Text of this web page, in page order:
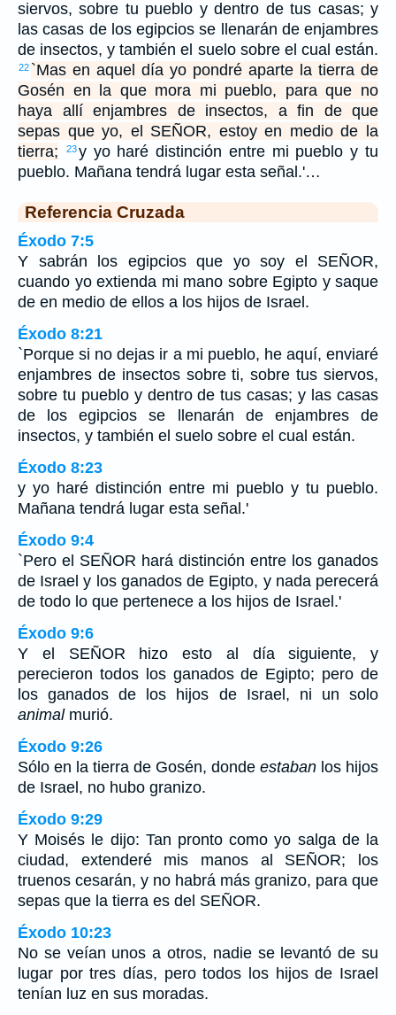
siervos, sobre tu pueblo y dentro de tus casas; y
las casas de los egipcios se llenarán de enjambres
de insectos, y también el suelo sobre el cual están.
22 `Mas en aquel día yo pondré aparte la tierra de
Gosén en la que mora mi pueblo, para que no
haya allí enjambres de insectos, a fin de que
sepas que yo, el SEÑOR, estoy en medio de la
tierra;
23y yo haré distinción entre mi pueblo y tu
pueblo. Mañana tendrá lugar esta señal.'…
Referencia Cruzada
Éxodo 7:5
Y sabrán los egipcios que yo soy el SEÑOR,
cuando yo extienda mi mano sobre Egipto y saque
de en medio de ellos a los hijos de Israel.
Éxodo 8:21
`Porque si no dejas ir a mi pueblo, he aquí, enviaré
enjambres de insectos sobre ti, sobre tus siervos,
sobre tu pueblo y dentro de tus casas; y las casas
de los egipcios se llenarán de enjambres de
insectos, y también el suelo sobre el cual están.
Éxodo 8:23
y yo haré distinción entre mi pueblo y tu pueblo.
Mañana tendrá lugar esta señal.'
Éxodo 9:4
`Pero el SEÑOR hará distinción entre los ganados
de Israel y los ganados de Egipto, y nada perecerá
de todo lo que pertenece a los hijos de Israel.'
Éxodo 9:6
Y el SEÑOR hizo esto al día siguiente, y
perecieron todos los ganados de Egipto; pero de
los ganados de los hijos de Israel, ni un solo
animalmurió.
Éxodo 9:26
Sólo en la tierra de Gosén, donde estaban los hijos
de Israel, no hubo granizo.
Éxodo 9:29
Y Moisés le dijo: Tan pronto como yo salga de la
ciudad, extenderé mis manos al SEÑOR; los
truenos cesarán, y no habrá más granizo, para que
sepas que la tierra es del SEÑOR.
Éxodo 10:23
No se veían unos a otros, nadie se levantó de su
lugar por tres días, pero todos los hijos de Israel
tenían luz en sus moradas.